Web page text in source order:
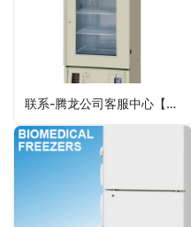
联系-腾龙公司客服中心【微-64881330】